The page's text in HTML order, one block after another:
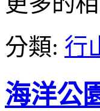
分類: 行
海洋公